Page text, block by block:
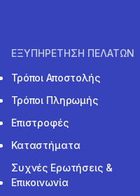
ΕΞΥΠΗΡΕΤΗΣΗ ΠΕΛΑΤΩΝ
Τρόποι Αποστολής
Τρόποι Πληρωμής
Επιστροφές
Καταστήματα
Συχνές Ερωτήσεις &
Επικοινωνία